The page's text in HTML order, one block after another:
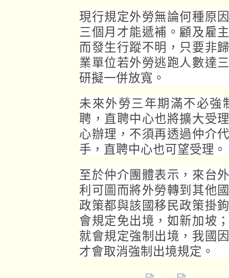
現行規定外勞無論何種原
三個月才能遞補。顧及雇
而發生行蹤不明，只要非
業單位若外勞逃跑人數達
研擬一併放寬。
未來外勞三年期滿不必
聘，直聘中心也將擴大受
心辦理，不須再透過仲介
手，直聘中心也可望受理。
至於仲介團體表示，來台
利可圖而將外勞轉到其他
政策都與該國移民政策掛
會規定免出境，如新加坡
就會規定強制出境，我國
才會取消強制出境規定。